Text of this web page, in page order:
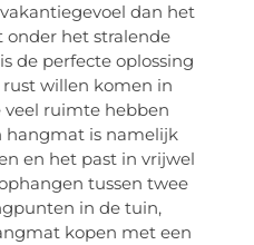
dan het
het stralende
de perfecte oplossing
willen komen in
ruimte hebben
hangmat is namelijk
en het past in vrijwel
tussen twee
in de tuin,
kopen met een